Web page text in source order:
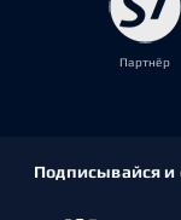
Партнёр
Подписывайся и